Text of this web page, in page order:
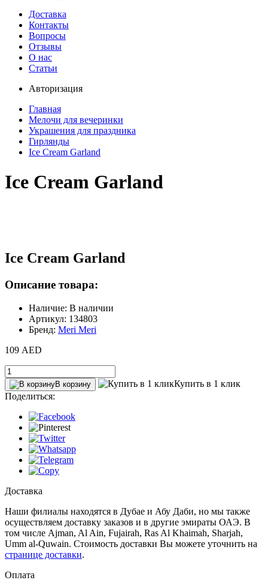
Доставка
Контакты
Вопросы
Отзывы
О нас
Статьи
Авторизация
Главная
Мелочи для вечеринки
Украшения для праздника
Гирлянды
Ice Cream Garland
Ice Cream Garland
Ice Cream Garland
Описание товара:
Наличие: В наличии
Артикул: 134803
Бренд: Meri Meri
109 AED
В корзину
Купить в 1 клик
Поделиться:
Доставка
Наши филиалы находятся в Дубае и Абу Даби, но мы также
осуществляем доставку заказов и в другие эмираты ОАЭ. В
том числе Ajman, Al Ain‎, Fujairah, Ras Al Khaimah, Sharjah,
Umm al-Quwain. Стоимость доставки Вы можете уточнить на
странице доставки.
Оплата